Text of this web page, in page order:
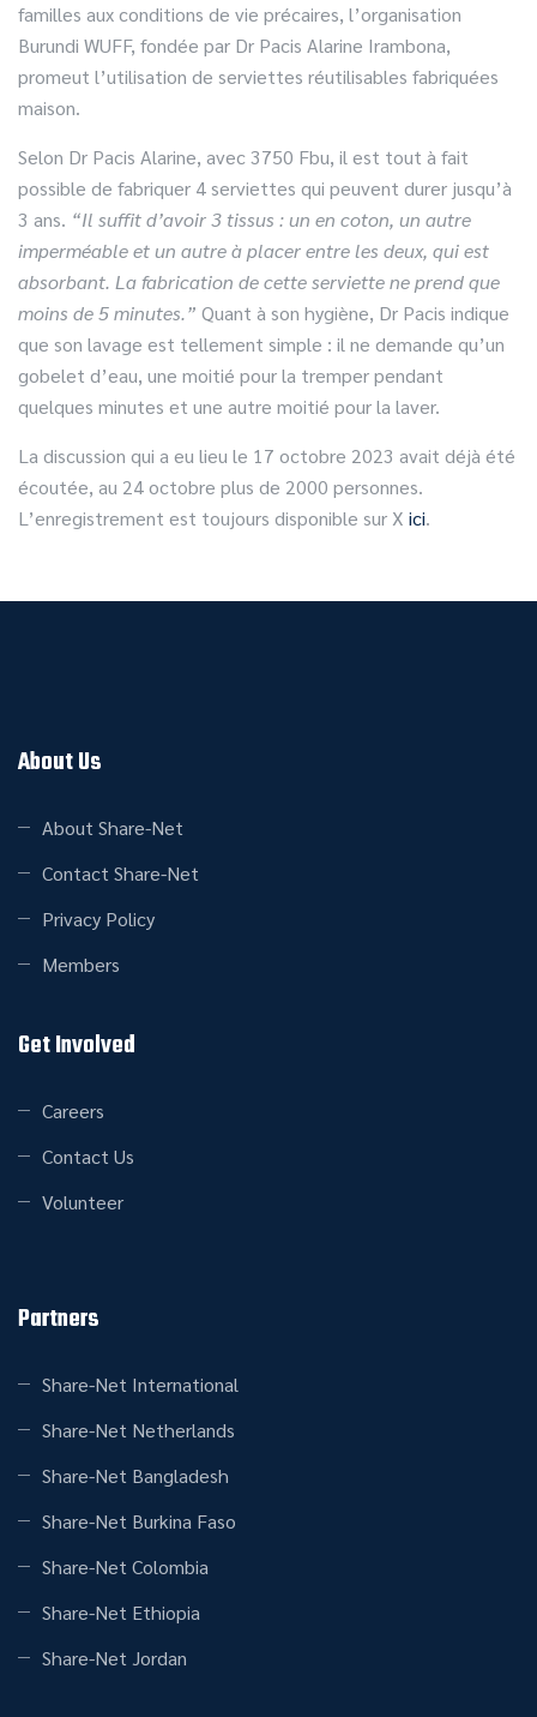
familles aux conditions de vie précaires, l’organisation
Burundi WUFF, fondée par Dr Pacis Alarine Irambona,
promeut l’utilisation de serviettes réutilisables fabriquées
maison.
Selon Dr Pacis Alarine, avec 3750 Fbu, il est tout à fait
possible de fabriquer 4 serviettes qui peuvent durer jusqu’à
3 ans. “Il suffit d’avoir 3 tissus : un en coton, un autre
imperméable et un autre à placer entre les deux, qui est
absorbant. La fabrication de cette serviette ne prend que
moins de 5 minutes.” Quant à son hygiène, Dr Pacis indique
que son lavage est tellement simple : il ne demande qu’un
gobelet d’eau, une moitié pour la tremper pendant
quelques minutes et une autre moitié pour la laver.
La discussion qui a eu lieu le 17 octobre 2023 avait déjà été
écoutée, au 24 octobre plus de 2000 personnes.
L’enregistrement est toujours disponible sur X ici.
About Us
About Share-Net
Contact Share-Net
Privacy Policy
Members
Get Involved
Careers
Contact Us
Volunteer
Partners
Share-Net International
Share-Net Netherlands
Share-Net Bangladesh
Share-Net Burkina Faso
Share-Net Colombia
Share-Net Ethiopia
Share-Net Jordan